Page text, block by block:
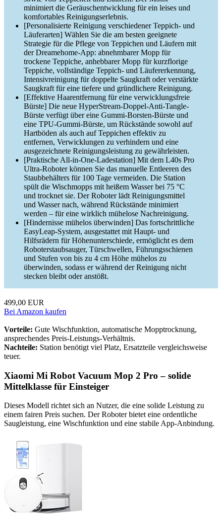
minimiert die Geräuschentwicklung für ein leises und
komfortables Reinigungserlebnis.
[Personalisierte Reinigung verschiedener Teppich- und
Läuferarten] Wählen Sie die am besten geeignete
Strategie für die Pflege von Teppichen und Läufern mit
der Dreamehome-App: abnehmbarer Mopp für
trockene Teppiche, anhebbarer Mopp für kurzflorige
Teppiche, vollständige Teppich- und Läufererkennung,
Intensivreinigung für doppelte Saugkraft oder verstärkte
Saugkraft für eine tiefere und gründlichere Reinigung.
[Effektive Haarentfernung für eine verwicklungsfreie
Bürste] Die neue HyperStream-Doppel-Anti-Tangle-
Bürste verfügt über eine Gummi-Borsten-Bürste und
eine TPU-Gummi-Bürste, um Rückstände sowohl auf
Hartböden als auch auf Teppichen effektiv zu
entfernen, Verwicklungen zu verhindern und eine
ausgezeichnete Reinigungsleistung zu gewährleisten.
[Praktische All-in-One-Ladestation] Mit dem L40s Pro
Ultra-Roboter können Sie das manuelle Entleeren des
Staubbehälters für 100 Tage vermeiden. Die Station
spült die Wischmopps mit heißem Wasser bei 75 °C
und trocknet sie. Der Roboter lädt Reinigungsmittel
und Wasser nach, während Rückstände minimiert
werden – für eine wirklich mühelose Nachreinigung.
[Hindernisse mühelos überwinden] Das fortschrittliche
EasyLeap-System, ausgestattet mit Haupt- und
Hilfsrädern für Höhenunterschiede, ermöglicht es dem
Roboterstaubsauger, Türschwellen, Führungsschienen
und Stufen von bis zu 4 cm Höhe mühelos zu
überwinden, sodass er während der Reinigung nicht
stecken bleibt oder anstößt.
499,00 EUR
Bei Amazon kaufen
Vorteile: Gute Wischfunktion, automatische Mopptrocknung,
ansprechendes Preis-Leistungs-Verhältnis.
Nachteile: Station benötigt viel Platz, Ersatzteile vergleichsweise
teuer.
Xiaomi Mi Robot Vacuum Mop 2 Pro – solide
Mittelklasse für Einsteiger
Dieses Modell richtet sich an Nutzer, die eine solide Leistung zu
einem fairen Preis suchen. Der Roboter bietet eine ordentliche
Saugleistung, eine Wischfunktion und eine stabile App-Anbindung.